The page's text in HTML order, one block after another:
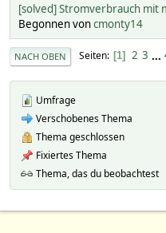
[solved] Stromverbrauch mit
Begonnen voncmonty14
NACH OBEN Seiten 1 2 3 ...
Umfrage
Verschobenes Thema
Thema geschlossen
Fixiertes Thema
Thema, das du beobachtest